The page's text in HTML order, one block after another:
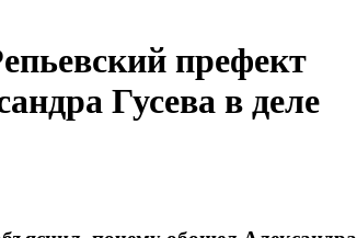
префект
Гусева в деле